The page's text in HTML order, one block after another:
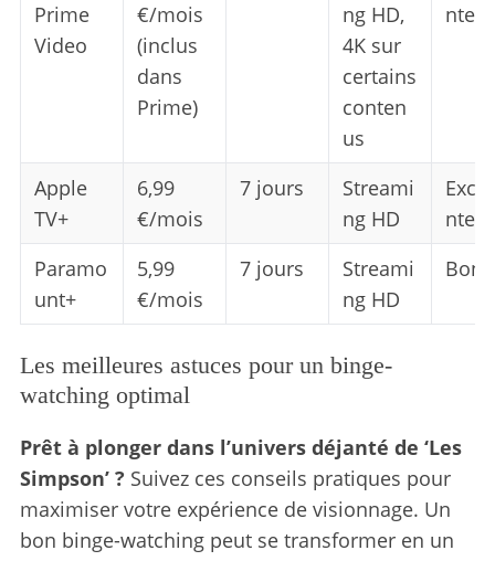
Prime
Video
€/mois
(inclus
dans
Prime)
ng HD,
4K sur
certains
conten
us
nte
Apple
TV+
6,99
€/mois
7 jours
Streami
ng HD
nte
Paramo
unt+
5,99
€/mois
7 jours
Streami
ng HD
Les meilleures astuces pour un binge-
watching optimal
Prêt à plonger dans l’univers déjanté de ‘Les
Simpson’ ? Suivez ces conseils pratiques pour
maximiser votre expérience de visionnage. Un
bon binge-watching peut se transformer en un